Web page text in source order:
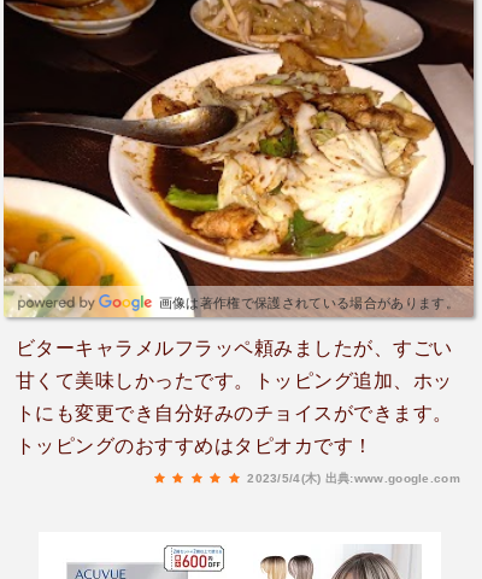
画像は著作権で保護されている場合があります。
ビターキャラメルフラッペ頼みましたが、すごい
甘くて美味しかったです。トッピング追加、ホッ
トにも変更でき自分好みのチョイスができます。
トッピングのおすすめはタピオカです！
2023/5/4(木) 出典:www.google.com